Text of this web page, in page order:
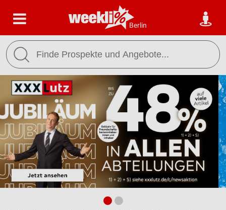
Berlin